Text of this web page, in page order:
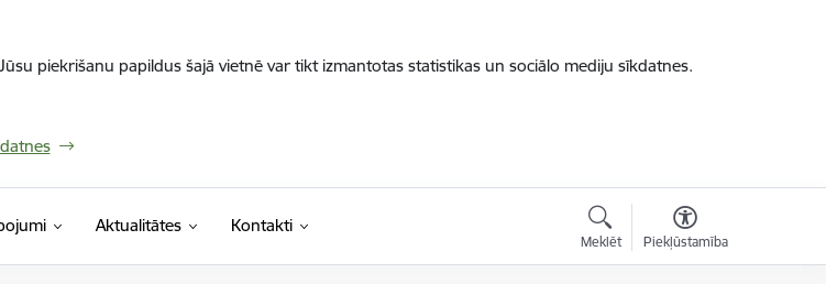
piekrišanu papildus šajā vietnē var tikt izmantotas statistikas un sociālo mediju sīkdatnes.
Aktualitātes Kontakti
Meklēt Piekļūstamība